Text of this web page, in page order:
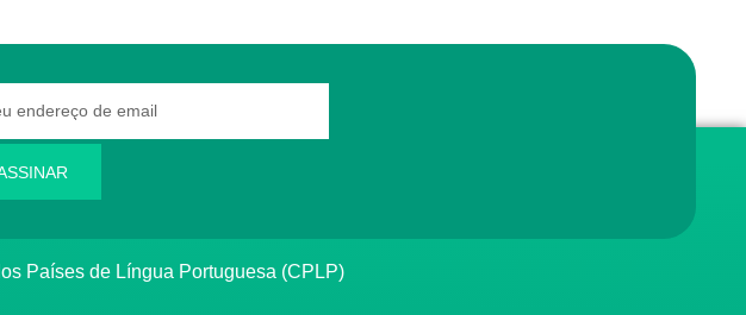
Países de Língua Portuguesa (CPLP)